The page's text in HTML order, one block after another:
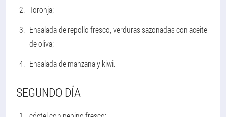
Toronja;
Ensalada de repollo fresco, verduras sazonadas con aceite
de oliva;
Ensalada de manzana y kiwi.
SEGUNDO DÍA